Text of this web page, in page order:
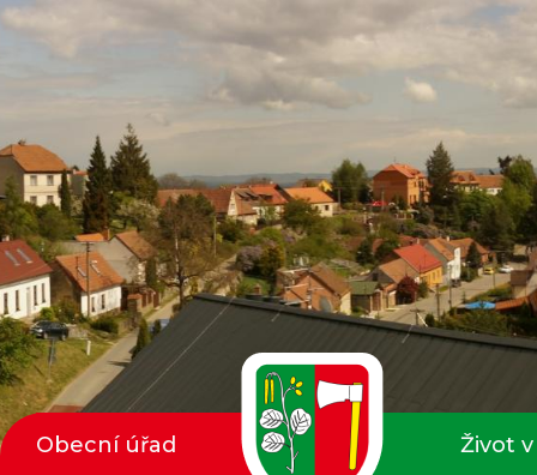
Obecní úřad Život